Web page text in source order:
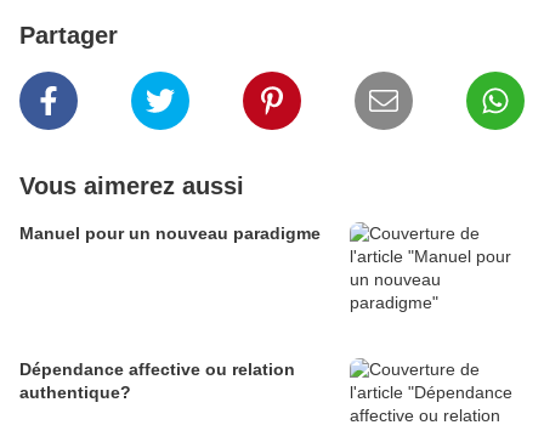
Partager
Vous aimerez aussi
Manuel pour un nouveau paradigme
Dépendance affective ou relation
authentique?